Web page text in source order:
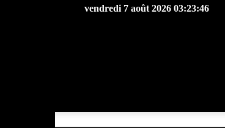
vendredi 7 août 2026 03:23:46